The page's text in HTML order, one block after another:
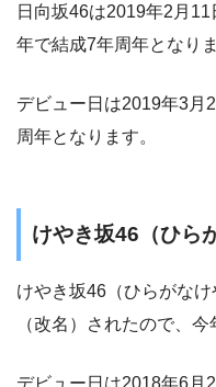
日向坂46は2019年2月
年で結成7年周年となりま
デビュー日は2019年3月
周年となります。
けやき坂46（ひら
けやき坂46（ひらがな
（改名）されたので、